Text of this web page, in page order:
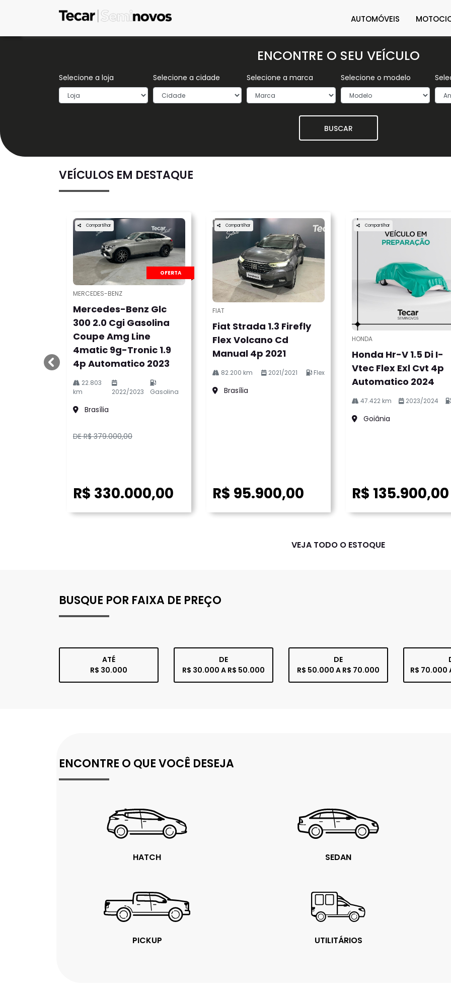
AUTOMÓVEIS
ENCONTRE O SEU VEÍCULO
Selecione a loja Selecione a cidade Selecione a marca Selecione o modelo
BUSCAR
VEÍCULOS EM DESTAQUE
OFERTA
Compartilhar
MERCEDES-BENZ
Mercedes-Benz Glc
300 2.0 Cgi Gasolina
Coupe Amg Line
4matic 9g-Tronic 1.9
4p Automatico 2023
22.803
km
2022/2023 Gasolina
Brasília
DE R$ 379.000,00
R$ 330.000,00
Compartilhar
FIAT
Fiat Strada 1.3 Firefly
Flex Volcano Cd
Manual 4p 2021
82.200 km 2021/2021 Flex
Brasília
R$ 95.900,00
Compartilhar
HONDA
Honda Hr-V 1.5 Di I-
Vtec Flex Exl Cvt 4p
Automatico 2024
47.422 km 2023/2024
Goiânia
R$ 135.900,00
templates.template-01.components.carousel.texts.control_prev
VEJA TODO O ESTOQUE
BUSQUE POR FAIXA DE PREÇO
ATÉ
R$ 30.000
DE
R$ 30.000 A R$ 50.000
DE
R$ 50.000 A R$ 70.000
R$ 70.000
ENCONTRE O QUE VOCÊ DESEJA
HATCH SEDAN
PICKUP UTILITÁRIOS